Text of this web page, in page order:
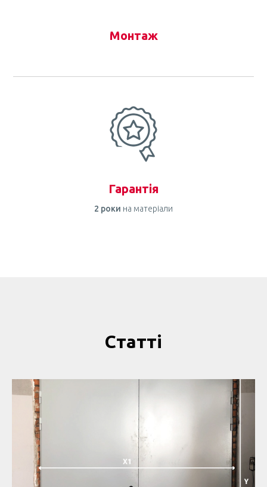
Монтаж
Гарантія
2 роки на матеріали
Статті